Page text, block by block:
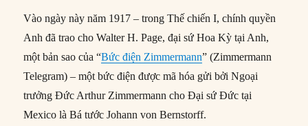
Vào ngày này năm 1917 – trong Thế chiến I, chính quyền
Anh đã trao cho Walter H. Page, đại sứ Hoa Kỳ tại Anh,
một bản sao của “Bức điện Zimmermann” (Zimmermann
Telegram) – một bức điện được mã hóa gửi bởi Ngoại
trưởng Đức Arthur Zimmermann cho Đại sứ Đức tại
Mexico là Bá tước Johann von Bernstorff.